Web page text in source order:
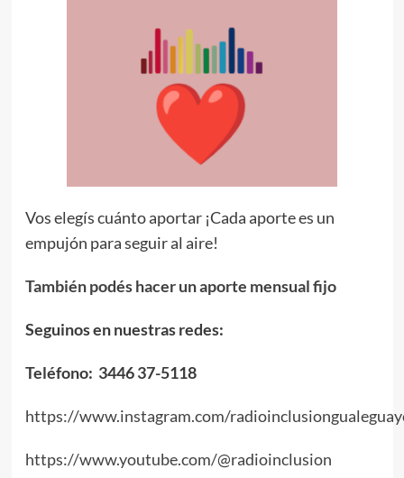
Vos elegís cuánto aportar ¡Cada aporte es un
empujón para seguir al aire!
También podés hacer un aporte mensual fijo
Seguinos en nuestras redes:
Teléfono: 3446 37-5118
https://www.instagram.com/
https://www.youtube.com/@radioinclusion